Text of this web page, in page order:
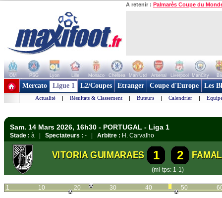
A retenir : Palmarès Coupe du
OM PSG Lyon Lille Monaco Chelsea Man Utd Arsenal Liverpool ManCity
+ de clubs
Mercato Ligue 1 L2/Coupes Etranger Coupe d'Europe Les
Actualité | Résultats & Classement | Buteurs | Calendrier |
Sam. 14 Mars 2026, 16h30 - PORTUGAL - Liga 1
Stade : à | Spectateurs : - | Arbitre : H. Carvalho
VITORIA GUIMARAES 1 2
(mi-tps: 1-1)
1 10 20 30 40 50